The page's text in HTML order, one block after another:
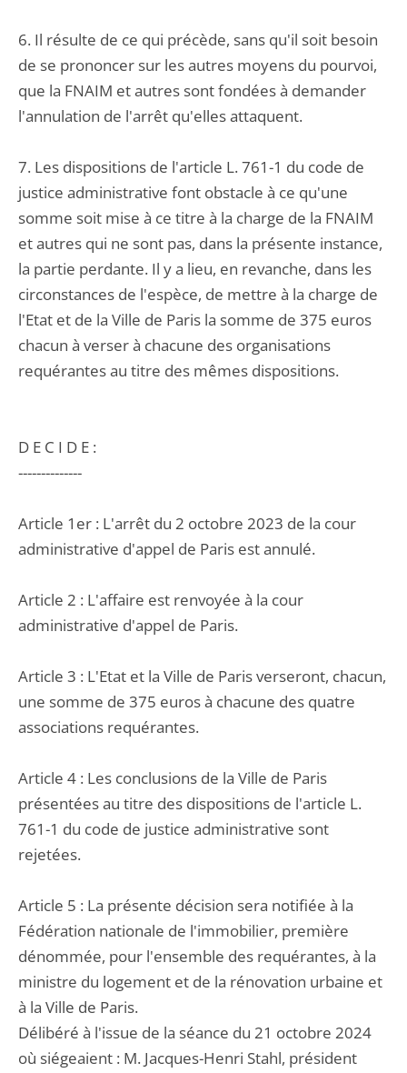
6. Il résulte de ce qui précède, sans qu'il soit besoin
de se prononcer sur les autres moyens du pourvoi,
que la FNAIM et autres sont fondées à demander
l'annulation de l'arrêt qu'elles attaquent.
7. Les dispositions de l'article L. 761-1 du code de
justice administrative font obstacle à ce qu'une
somme soit mise à ce titre à la charge de la FNAIM
et autres qui ne sont pas, dans la présente instance,
la partie perdante. Il y a lieu, en revanche, dans les
circonstances de l'espèce, de mettre à la charge de
l'Etat et de la Ville de Paris la somme de 375 euros
chacun à verser à chacune des organisations
requérantes au titre des mêmes dispositions.
D E C I D E :
--------------
Article 1er : L'arrêt du 2 octobre 2023 de la cour
administrative d'appel de Paris est annulé.
Article 2 : L'affaire est renvoyée à la cour
administrative d'appel de Paris.
Article 3 : L'Etat et la Ville de Paris verseront, chacun,
une somme de 375 euros à chacune des quatre
associations requérantes.
Article 4 : Les conclusions de la Ville de Paris
présentées au titre des dispositions de l'article L.
761-1 du code de justice administrative sont
rejetées.
Article 5 : La présente décision sera notifiée à la
Fédération nationale de l'immobilier, première
dénommée, pour l'ensemble des requérantes, à la
ministre du logement et de la rénovation urbaine et
à la Ville de Paris.
Délibéré à l'issue de la séance du 21 octobre 2024
où siégeaient : M. Jacques-Henri Stahl, président